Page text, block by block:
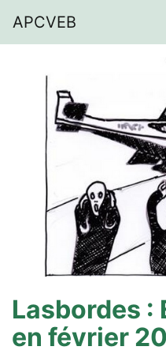
APCVEB
Lasbordes :
en février